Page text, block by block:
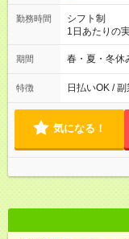
勤務時間
シフト制
1日あたりの
2h～OK ＜シ
後帯 14:00-
ます♪
期間 春・夏・冬休
特徴 日払いOK /
気になる！